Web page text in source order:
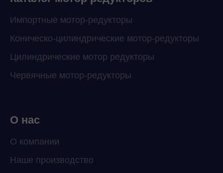
Импортные мотор-редукторы
Коническо-цилиндрические мотор-редукторы
Цилиндрические мотор редукторы
Червячные мотор-редукторы
О нас
О компании
Наше производство